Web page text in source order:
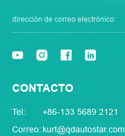
CONTACTO
Tel:
+86-133 5689 2121
Correo: kurt@qdautostar.com